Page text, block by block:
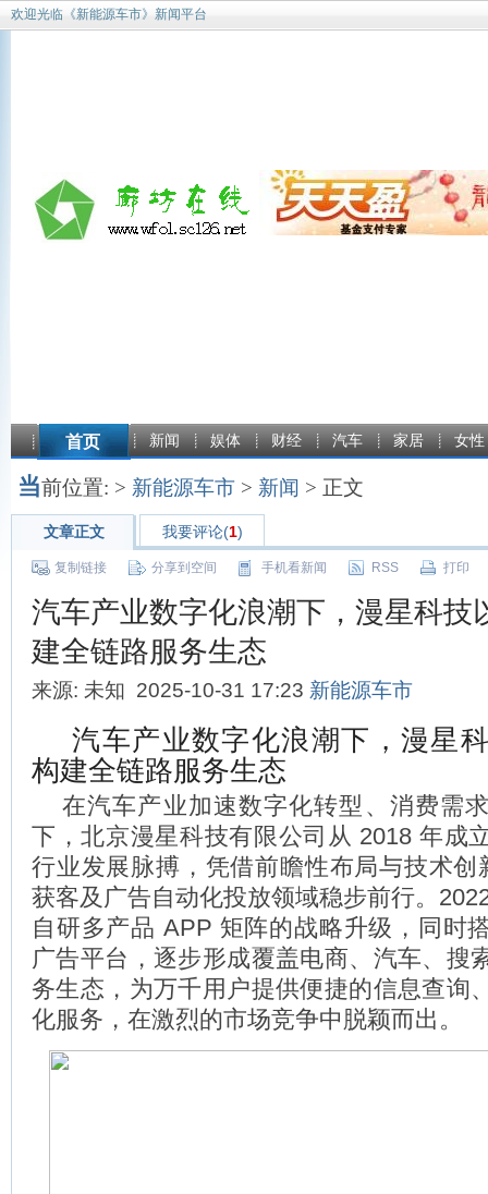
欢迎光临《新能源车市》新闻平台
首页 新闻 娱体 财经 汽车 家居 女性
当前位置: > 新能源车市 > 新闻 > 正文
文章正文 我要评论(1)
复制链接 分享到空间 手机看新闻 RSS 打印
汽车产业数字化浪潮下，漫星科技
建全链路服务生态
来源: 未知 2025-10-31 17:23 新能源车市
汽车产业数字化浪潮下，漫星
构建全链路服务生态
在汽车产业加速数字化转型、消费需
下，北京漫星科技有限公司从 2018 年成
行业发展脉搏，凭借前瞻性布局与技术创
获客及广告自动化投放领域稳步前行。
自研多产品 APP 矩阵的战略升级，同时
广告平台，逐步形成覆盖电商、汽车、搜
务生态，为万千用户提供便捷的信息查询
化服务，在激烈的市场竞争中脱颖而出。